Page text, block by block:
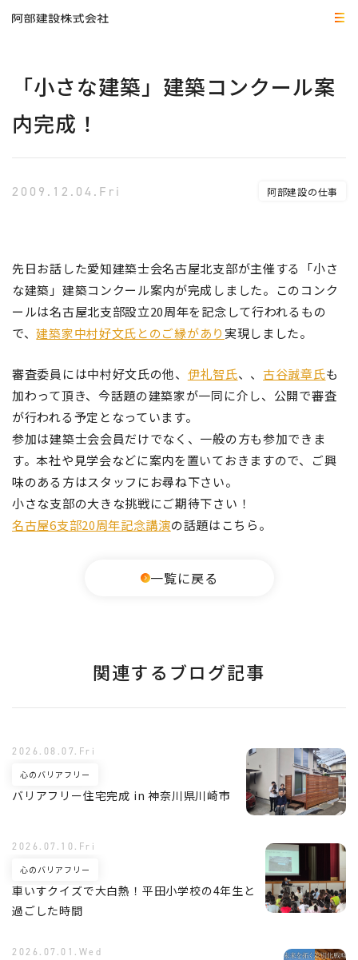
「小さな建築」建築コンクール案
内完成！
2009.12.04.Fri 阿部建設の仕事
先日お話した愛知建築士会名古屋北支部が主催する「小さ
な建築」建築コンクール案内が完成しました。このコンク
ールは名古屋北支部設立20周年を記念して行われるもの
で、建築家中村好文氏とのご縁があり 実現しました。
審査委員には中村好文氏の他、 伊礼智氏、、古谷誠章氏も
加わって頂き、今話題の建築家が一同に介し、公開で審査
が行われる予定となっています。
参加は建築士会会員だけでなく、一般の方も参加できま
す。本社や見学会などに案内を置いておきますので、ご興
味のある方はスタッフにお尋ね下さい。
小さな支部の大きな挑戦にご期待下さい！
名古屋6支部20周年記念講演の話題はこちら。
一覧に戻る
関連するブログ記事
バリアフリー住宅完成 in 神奈川県川崎市
心のバリアフリー
2026.08.07.Fri
車いすクイズで大白熱！平田小学校の4年生と
過ごした時間
心のバリアフリー
2026.07.10.Fri
2026.07.01.Wed